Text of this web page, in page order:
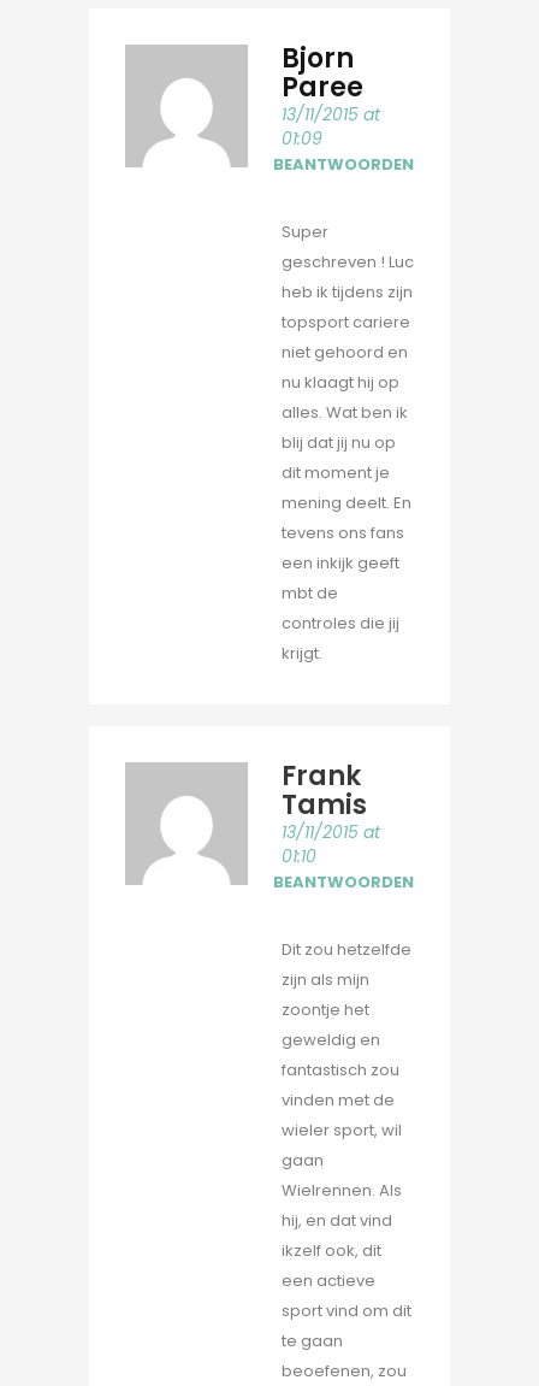
Bjorn
Paree
13/11/2015 at
01:09
BEANTWOORDEN
Super
geschreven ! Luc
heb ik tijdens zijn
topsport cariere
niet gehoord en
nu klaagt hij op
alles. Wat ben ik
blij dat jij nu op
dit moment je
mening deelt. En
tevens ons fans
een inkijk geeft
mbt de
controles die jij
krijgt.
Frank
Tamis
13/11/2015 at
01:10
BEANTWOORDEN
Dit zou hetzelfde
zijn als mijn
zoontje het
geweldig en
fantastisch zou
vinden met de
wieler sport, wil
gaan
Wielrennen. Als
hij, en dat vind
ikzelf ook, dit
een actieve
sport vind om dit
te gaan
beoefenen, zou